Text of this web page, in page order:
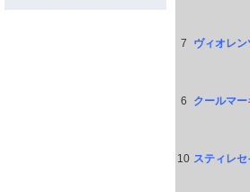
7 ヴィオレン
6 クールマ
10 スティレセ